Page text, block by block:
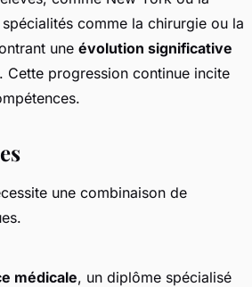
comme la chirurgie ou la
une évolution significative
Cette progression continue incite
une combinaison de
médicale, un diplôme spécialisé